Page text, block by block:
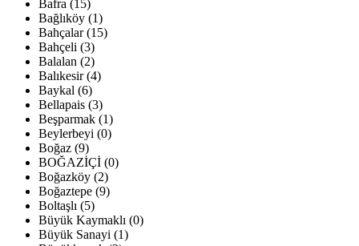
Bafra (15)
Bağlıköy (1)
Bahçalar (15)
Bahçeli (3)
Balalan (2)
Balıkesir (4)
Baykal (6)
Bellapais (3)
Beşparmak (1)
Beylerbeyi (0)
Boğaz (9)
BOĞAZİÇİ (0)
Boğazköy (2)
Boğaztepe (9)
Boltaşlı (5)
Büyük Kaymaklı (0)
Büyük Sanayi (1)